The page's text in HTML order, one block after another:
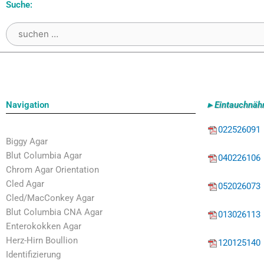
Suche:
Suchen
nach:
Navigation
Biggy Agar
Blut Columbia Agar
Chrom Agar Orientation
Cled Agar
Cled/MacConkey Agar
Blut Columbia CNA Agar
Enterokokken Agar
Herz-Hirn Boullion
Identifizierung
▸
022526091
040226106
052026073
013026113
120125140